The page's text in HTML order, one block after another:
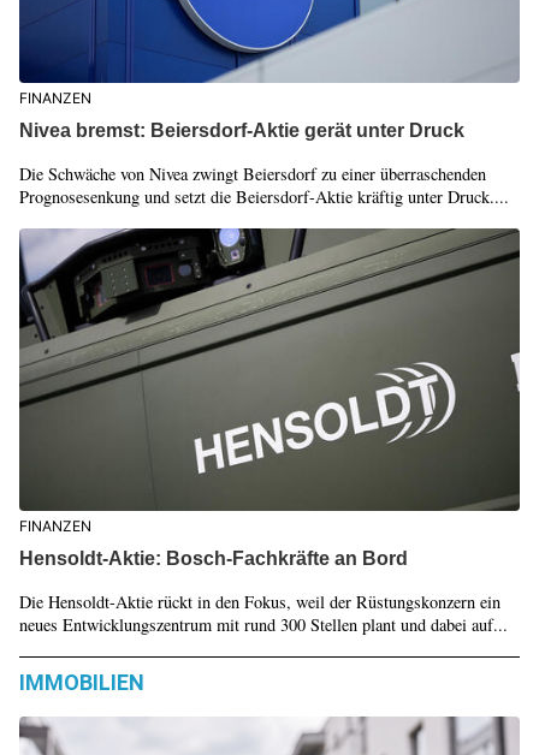
FINANZEN
Nivea bremst: Beiersdorf-Aktie gerät unter Druck
Die Schwäche von Nivea zwingt Beiersdorf zu einer überraschenden
Prognosesenkung und setzt die Beiersdorf-Aktie kräftig unter Druck....
FINANZEN
Hensoldt-Aktie: Bosch-Fachkräfte an Bord
Die Hensoldt-Aktie rückt in den Fokus, weil der Rüstungskonzern ein
neues Entwicklungszentrum mit rund 300 Stellen plant und dabei auf...
IMMOBILIEN